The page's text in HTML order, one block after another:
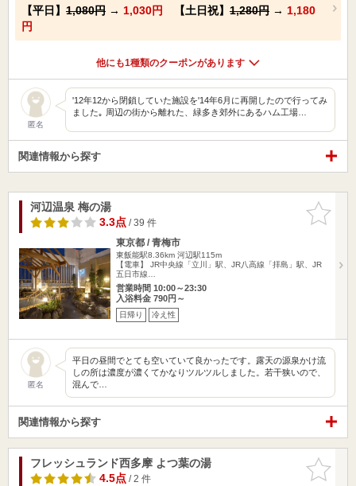
【平日】 1,080円 → 1,030円 【土日祝】 1,280円 → 1,180
円
他にも1種類のクーポンがあります
匿名
'12年12から閉鎖していた施設を'14年6月に再開したので行ってみ
ました｡ 周辺の街から離れた、緑多き郊外にあるハム工場…
関連情報から探す
お気に入
りに追加
河辺温泉 梅の湯
3.3点/ 39 件
東京都 / 青梅市
東飯能駅8.36km 河辺駅115m
【電車】 JR中央線「立川」駅、JR八高線「拝島」駅、JR
五日市線…
営業時間 10:00～23:30
入浴料金 790円～
日帰り 冷え性
匿名
平日の昼間でとても空いていて良かったです。露天の源泉かけ流
しの所は濃度が濃くてかなりツルツルしました。若干狭いので、
混んで…
関連情報から探す
お気に入
りに追加
フレッシュランド西多摩 よつ葉の湯
4.5点/ 2 件